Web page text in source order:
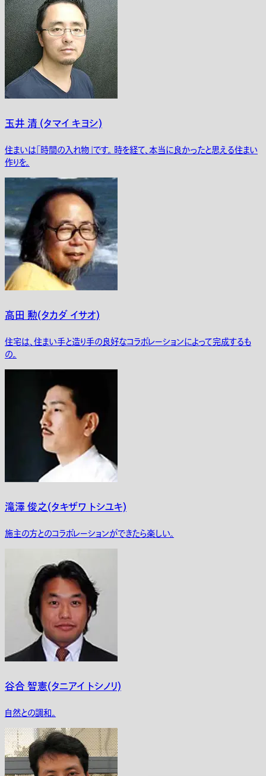
玉井 清 (タマイ キヨシ)
住まいは｢時間の入れ物」です。 時を経て、本当に良かったと思える住まい
作りを。
高田 勲(タカダ イサオ)
住宅は、住まい手と造り手の良好なコラボレーションによって完成するも
の。
滝澤 俊之(タキザワ トシユキ)
施主の方とのコラボレーションができたら楽しい。
谷合 智憲(タニアイ トシノリ)
自然との調和。